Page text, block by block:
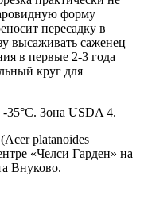
форму
пересадку в
высаживать саженец
в первые 2-3 года
круг для
35°C. Зона USDA 4.
platanoides
«Челси Гарден» на
Внуково.